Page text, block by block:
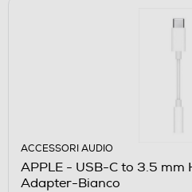
ACCESSORI AUDIO
APPLE - USB-C to 3.5 mm
Adapter-Bianco